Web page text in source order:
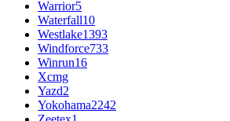
Warrior5
Waterfall10
Westlake1393
Windforce733
Winrun16
Xcmg
Yazd2
Yokohama2242